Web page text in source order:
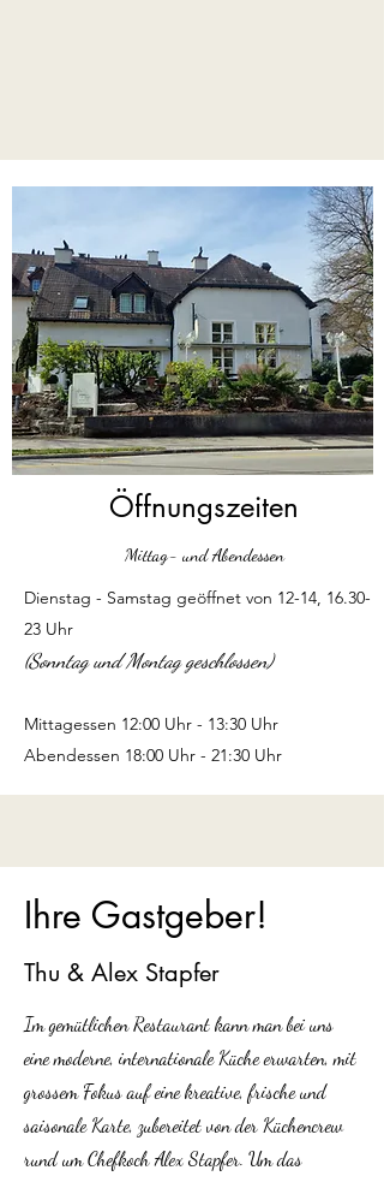
Öffnungszeiten
Mittag- und Abendessen
Dienstag - Samstag geöffnet von 12-14, 16.30-
23 Uhr
(Sonntag und Montag geschlossen)
Mittagessen 12:00 Uhr - 13:30 Uhr
Abendessen 18:00 Uhr - 21:30 Uhr
Ihre Gastgeber!
Thu & Alex Stapfer
Im gemütlichen Restaurant kann man bei uns
eine moderne, internationale Küche erwarten, mit
grossem Fokus auf eine kreative, frische und
saisonale Karte, zubereitet von der Küchencrew
rund um Chefkoch Alex Stapfer. Um das